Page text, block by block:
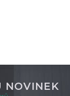
NOVINEK